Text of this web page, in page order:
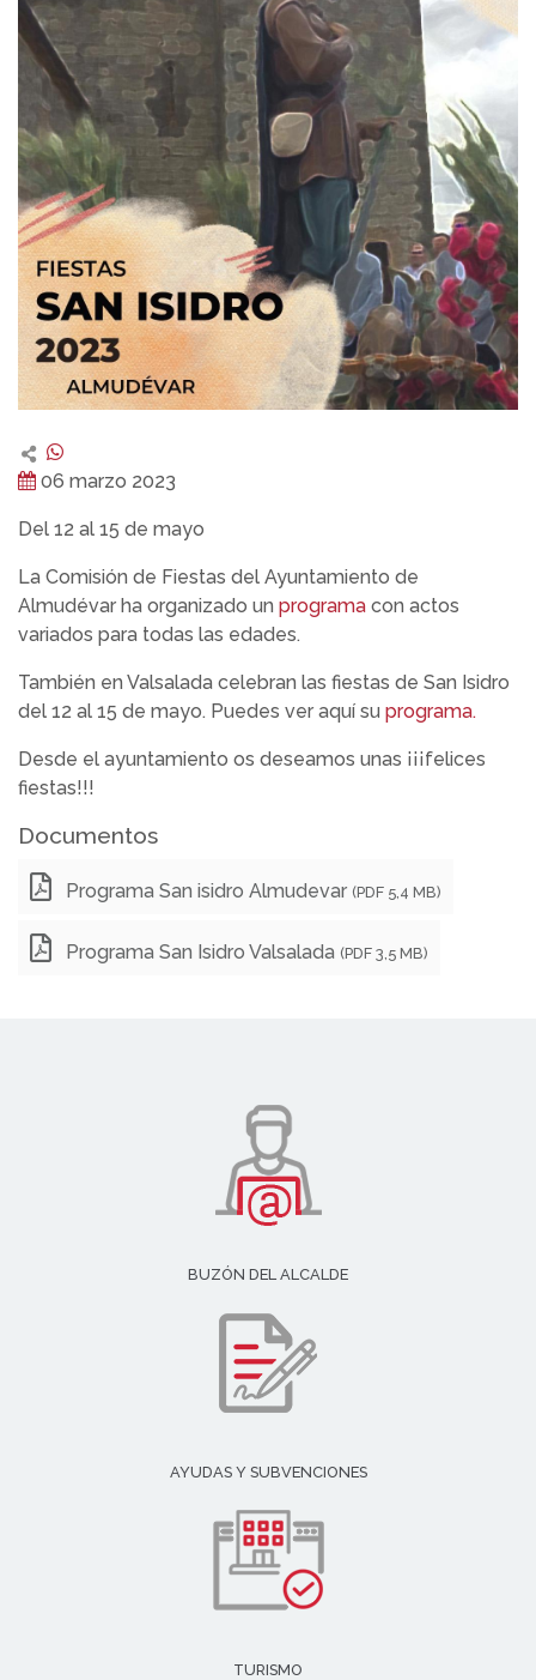
06 marzo 2023
Del 12 al 15 de mayo
La Comisión de Fiestas del Ayuntamiento de
Almudévar ha organizado un programa con actos
variados para todas las edades.
También en Valsalada celebran las fiestas de San Isidro
del 12 al 15 de mayo. Puedes ver aquí su programa.
Desde el ayuntamiento os deseamos unas ¡¡¡felices
fiestas!!!
Documentos
Programa San isidro Almudevar (PDF 5,4 MB)
Programa San Isidro Valsalada (PDF 3,5 MB)
BUZÓN DEL ALCALDE
AYUDAS Y SUBVENCIONES
TURISMO